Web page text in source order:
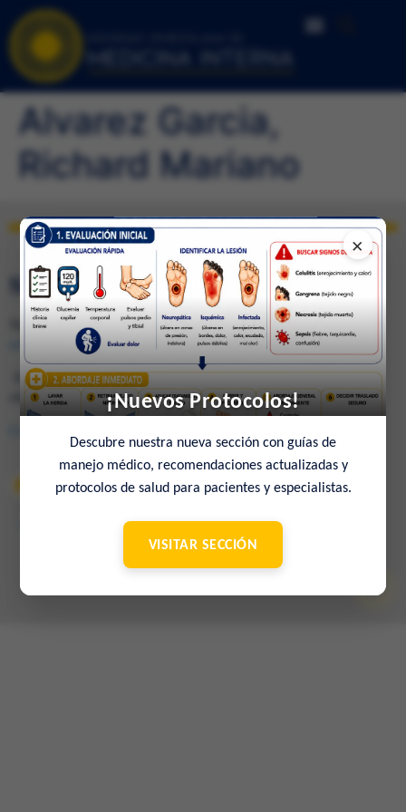
Alvarez Garcia,
Richard Mariano
SEDE DE CARACAS
Telfs.: 0212-285.0237 / 285.4026 (Fax) e-mail:
svmi2007@gmail.com
Av. Francisco de Miranda, Ed. Mene Grande, Piso 6,
oficina 6-4 Caracas 1010 – Venezuela
×
¡Nuevos Protocolos!
Descubre nuestra nueva sección con guías de
manejo médico, recomendaciones actualizadas y
protocolos de salud para pacientes y especialistas.
VISITAR SECCIÓN